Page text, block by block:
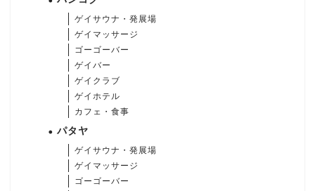
ゲイサウナ・発展場
ゲイマッサージ
ゴーゴーバー
ゲイバー
ゲイクラブ
ゲイホテル
カフェ・食事
パタヤ
ゲイサウナ・発展場
ゲイマッサージ
ゴーゴーバー